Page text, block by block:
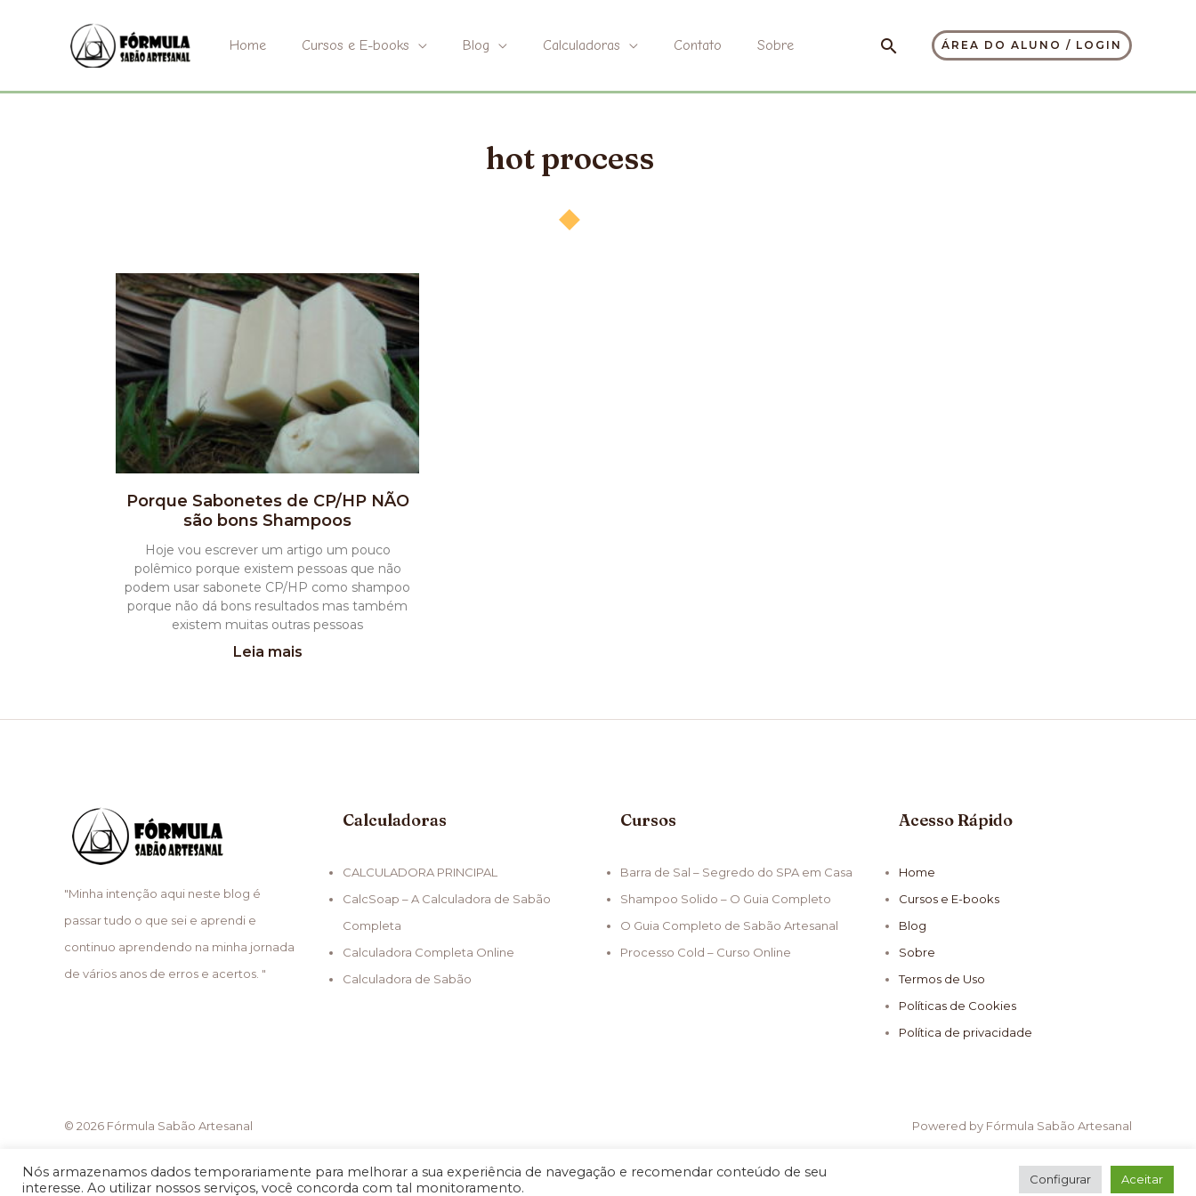
conteúdo
Home Cursos e E-books Blog Calculadoras Contato Sobre PesquisarÁREA DO ALUNO / LOGIN
hot process
Porque Sabonetes de CP/HP NÃO
são bons Shampoos
Hoje vou escrever um artigo um pouco
polêmico porque existem pessoas que não
podem usar sabonete CP/HP como shampoo
porque não dá bons resultados mas também
existem muitas outras pessoas
Leia mais
"Minha intenção aqui neste blog é
passar tudo o que sei e aprendi e
continuo aprendendo na minha jornada
de vários anos de erros e acertos. "
Calculadoras
CALCULADORA PRINCIPAL
CalcSoap – A Calculadora de Sabão
Completa
Calculadora Completa Online
Calculadora de Sabão
Cursos
Barra de Sal – Segredo do SPA em Casa
Shampoo Solido – O Guia Completo
O Guia Completo de Sabão Artesanal
Processo Cold – Curso Online
Acesso Rápido
Home
Cursos e E-books
Blog
Sobre
Termos de Uso
Políticas de Cookies
Política de privacidade
© 2026 Fórmula Sabão Artesanal Powered by Fórmula Sabão Artesanal
Nós armazenamos dados temporariamente para melhorar a sua experiência de navegação e recomendar conteúdo de seu
interesse. Ao utilizar nossos serviços, você concorda com tal monitoramento.
Configurar Aceitar